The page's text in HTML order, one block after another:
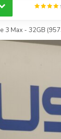
3 Max - 32GB